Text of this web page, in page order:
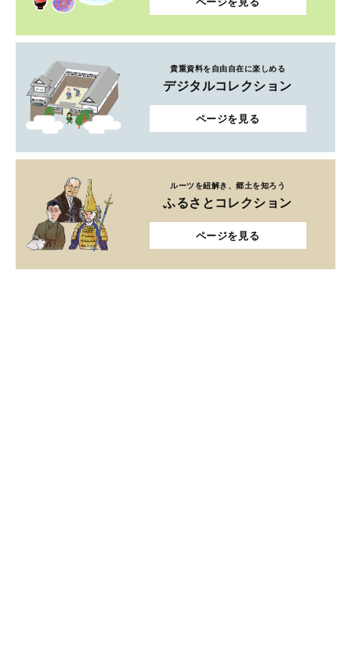
貴重資料を自由自在に楽しめる
デジタルコレクション
ページを見る
ルーツを紐解き、郷土を知ろう
ふるさとコレクション
ページを見る